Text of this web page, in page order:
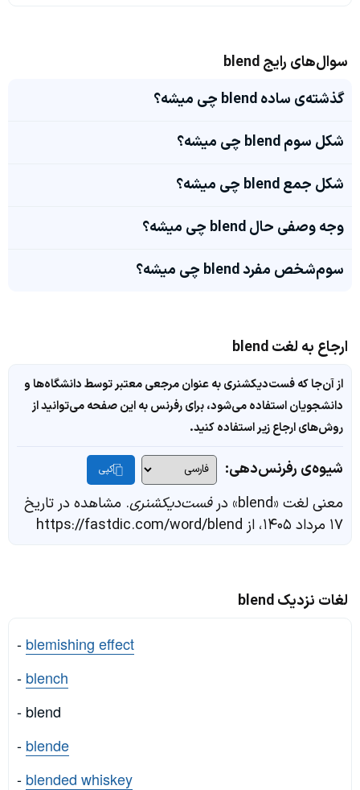
سوال‌های رایج blend
گذشته‌ی ساده blend چی میشه؟
شکل سوم blend چی میشه؟
شکل جمع blend چی میشه؟
وجه وصفی حال blend چی میشه؟
سوم‌شخص مفرد blend چی میشه؟
ارجاع به لغت blend
از آن‌جا که فست‌دیکشنری به عنوان مرجعی معتبر توسط دانشگاه‌ها و
دانشجویان استفاده می‌شود، برای رفرنس به این صفحه می‌توانید از
روش‌های ارجاع زیر استفاده کنید.
شیوه‌ی رفرنس‌دهی: کپی
معنی لغت «blend» در فست‌دیکشنری. مشاهده در تاریخ
۱۷ مرداد ۱۴۰۵، از https://fastdic.com/word/blend
لغات نزدیک blend
- blemishing effect
- blench
- blend
- blende
- blended whiskey